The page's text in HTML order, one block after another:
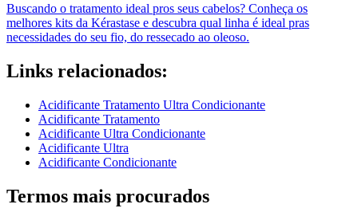
Buscando o tratamento ideal pros seus cabelos? Conheça os
melhores kits da Kérastase e descubra qual linha é ideal pras
necessidades do seu fio, do ressecado ao oleoso.
Links relacionados:
Acidificante Tratamento Ultra Condicionante
Acidificante Tratamento
Acidificante Ultra Condicionante
Acidificante Ultra
Acidificante Condicionante
Termos mais procurados